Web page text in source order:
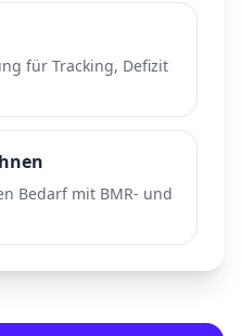
für Tracking, Defizit
Bedarf mit BMR- und